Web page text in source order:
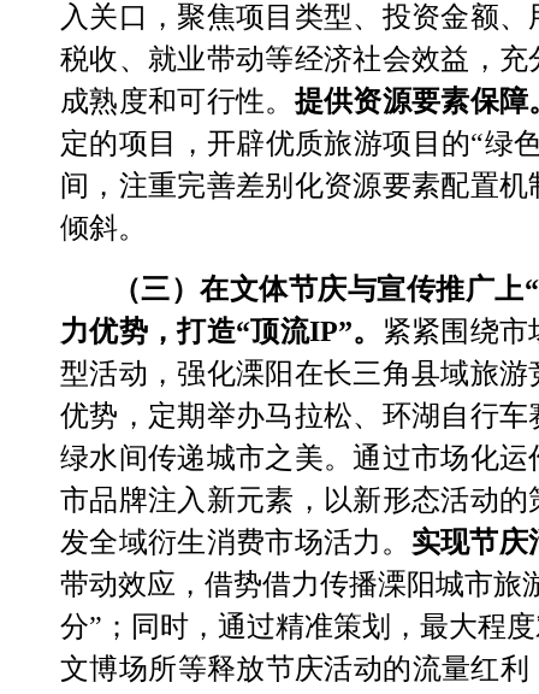
入关口，聚焦项目类型、投资金额
税收、就业带动等经济社会效益，
成熟度和可行性。 提供资源要素保障
定的项目， 开辟优质旅游项目的“绿
间 ，注重完善差别化资源要素配置
倾斜。
（三）在文体节庆与宣传推广上
力优势，打造“顶流IP”。 紧紧围绕
型活动，强化溧阳在长三角县域旅
优势，定期举办马拉松、环湖自行
绿水间传递城市之美。通过市场化
市品牌注入新元素，以新形态活动
发全域衍生消费市场活力。 实现节庆
带动效应，借势借力传播溧阳城市
分”；同时，通过精准策划，最大程
文博场所等释放节庆活动的流量红利